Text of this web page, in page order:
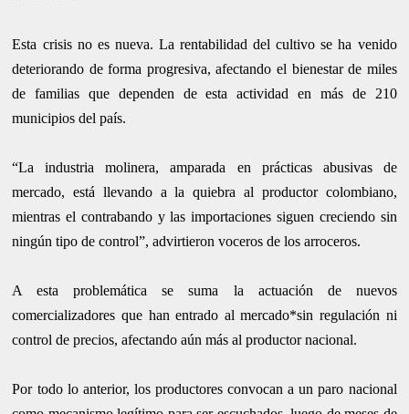
Esta crisis no es nueva. La rentabilidad del cultivo se ha venido
deteriorando de forma progresiva, afectando el bienestar de miles
de familias que dependen de esta actividad en más de 210
municipios del país.
“La industria molinera, amparada en prácticas abusivas de
mercado, está llevando a la quiebra al productor colombiano,
mientras el contrabando y las importaciones siguen creciendo sin
ningún tipo de control”, advirtieron voceros de los arroceros.
A esta problemática se suma la actuación de nuevos
comercializadores que han entrado al mercado*sin regulación ni
control de precios, afectando aún más al productor nacional.
Por todo lo anterior, los productores convocan a un paro nacional